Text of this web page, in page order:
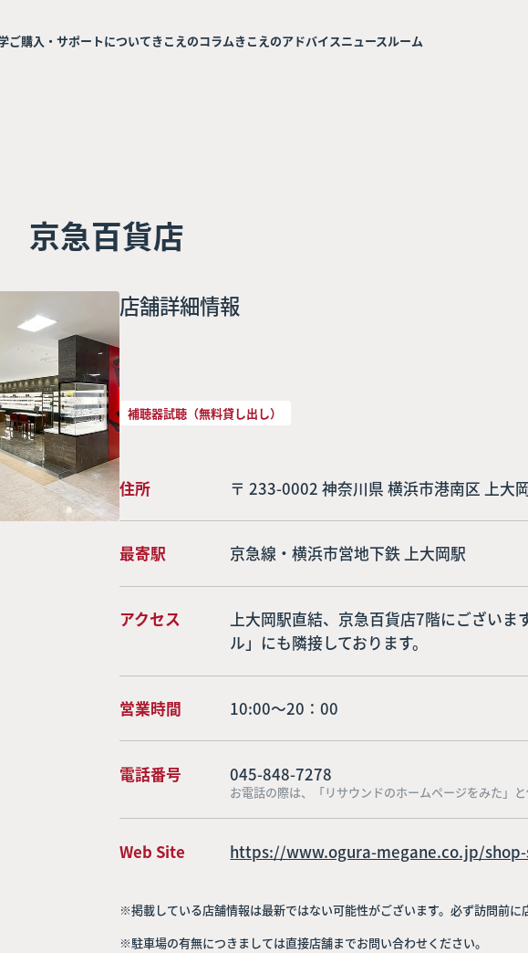
ご購入・サポートについてきこえのコラムきこえのアドバイスニュースルーム
京急百貨店
店舗詳細情報
補聴器試聴（無料貸し出し）
住所 〒 233-0002 神奈川県 横浜市港南区 上大
最寄駅 京急線・横浜市営地下鉄 上大岡駅
アクセス
上大岡駅直結、京急百貨店7階にございま
ル」にも隣接しております。
営業時間 10:00～20：00
電話番号 045-848-7278
お電話の際は、「リサウンドのホームページをみた」
Web Site https://www.ogura-megane.co.jp/
※掲載している店舗情報は最新ではない可能性がございます。必ず訪問前に
※駐車場の有無につきましては直接店舗までお問い合わせください。